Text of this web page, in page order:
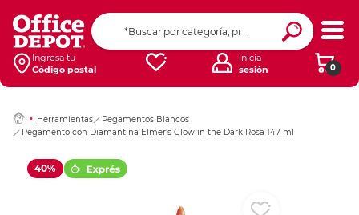
Ingresa tu
Código postal
0
Inicia
sesión
Herramientas
Pegamentos Blancos
Pegamento con Diamantina Elmer’s Glow in the Dark Rosa 147 ml
40%
Ingresar Codigo